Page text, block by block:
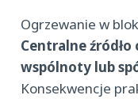
Ogrzewanie w
Centralne
wspólnoty lub
Konsekwencje